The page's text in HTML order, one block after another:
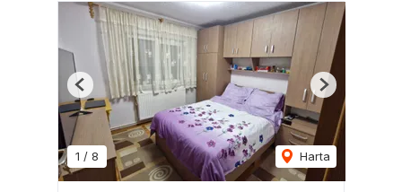
1 / 8 Harta
Previous Next